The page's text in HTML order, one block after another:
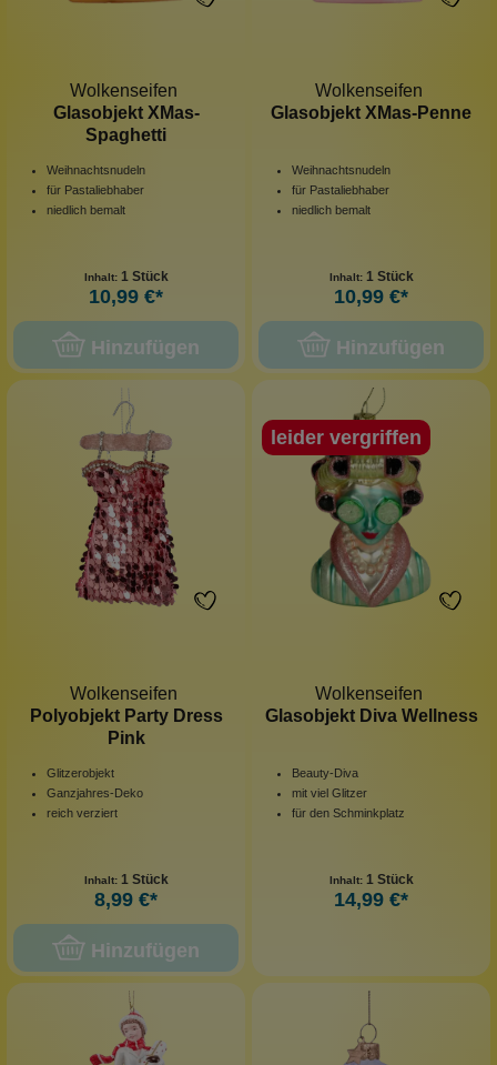
Wolkenseifen
Glasobjekt XMas-
Spaghetti
Weihnachtsnudeln
für Pastaliebhaber
niedlich bemalt
Inhalt: 1 Stück
10,99 €*
Hinzufügen
Wolkenseifen
Glasobjekt XMas-Penne
Weihnachtsnudeln
für Pastaliebhaber
niedlich bemalt
Inhalt: 1 Stück
10,99 €*
Hinzufügen
Wolkenseifen
Polyobjekt Party Dress
Pink
Glitzerobjekt
Ganzjahres-Deko
reich verziert
Inhalt: 1 Stück
8,99 €*
Hinzufügen
leider vergriffen
Wolkenseifen
Glasobjekt Diva Wellness
Beauty-Diva
mit viel Glitzer
für den Schminkplatz
Inhalt: 1 Stück
14,99 €*